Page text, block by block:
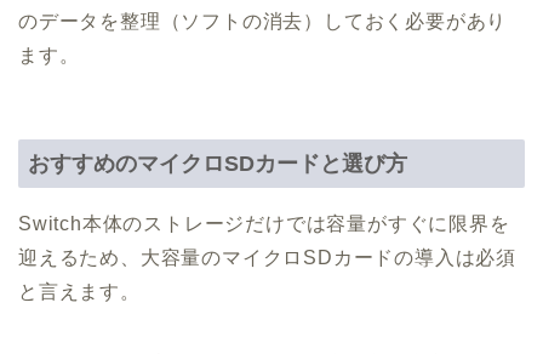
のデータを整理（ソフトの消去）しておく必要があり
ます。
おすすめのマイクロSDカードと選び方
Switch本体のストレージだけでは容量がすぐに限界を
迎えるため、大容量のマイクロSDカードの導入は必須
と言えます。